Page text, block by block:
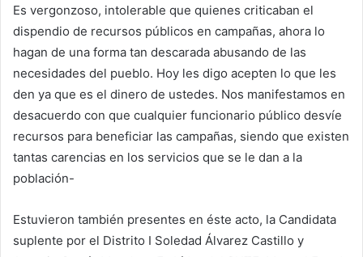
Es vergonzoso, intolerable que quienes criticaban el
dispendio de recursos públicos en campañas, ahora lo
hagan de una forma tan descarada abusando de las
necesidades del pueblo. Hoy les digo acepten lo que les
den ya que es el dinero de ustedes. Nos manifestamos en
desacuerdo con que cualquier funcionario público desvíe
recursos para beneficiar las campañas, siendo que existen
tantas carencias en los servicios que se le dan a la
población-
Estuvieron también presentes en éste acto, la Candidata
suplente por el Distrito I Soledad Álvarez Castillo y